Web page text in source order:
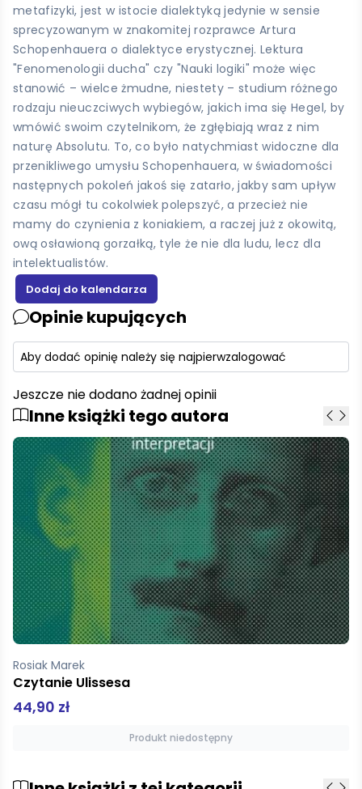
metafizyki, jest w istocie dialektyką jedynie w sensie
sprecyzowanym w znakomitej rozprawce Artura
Schopenhauera o dialektyce erystycznej. Lektura
"Fenomenologii ducha" czy "Nauki logiki" może więc
stanowić – wielce żmudne, niestety – studium różnego
rodzaju nieuczciwych wybiegów, jakich ima się Hegel, by
wmówić swoim czytelnikom, że zgłębiają wraz z nim
naturę Absolutu. To, co było natychmiast widoczne dla
przenikliwego umysłu Schopenhauera, w świadomości
następnych pokoleń jakoś się zatarło, jakby sam upływ
czasu mógł tu cokolwiek polepszyć, a przecież nie
mamy do czynienia z koniakiem, a raczej już z okowitą,
ową osławioną gorzałką, tyle że nie dla ludu, lecz dla
intelektualistów.
Opinie kupujących
Aby dodać opinię należy się najpierwzalogować
Jeszcze nie dodano żadnej opinii
Inne książki tego autora
Rosiak Marek
Czytanie Ulissesa
44,90 zł
Produkt niedostępny